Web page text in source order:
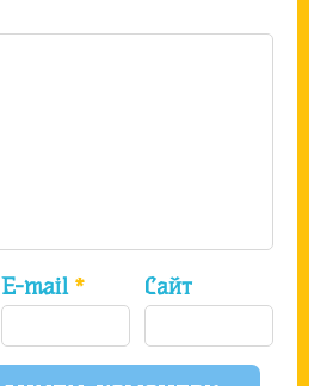
E-mail* Сайт